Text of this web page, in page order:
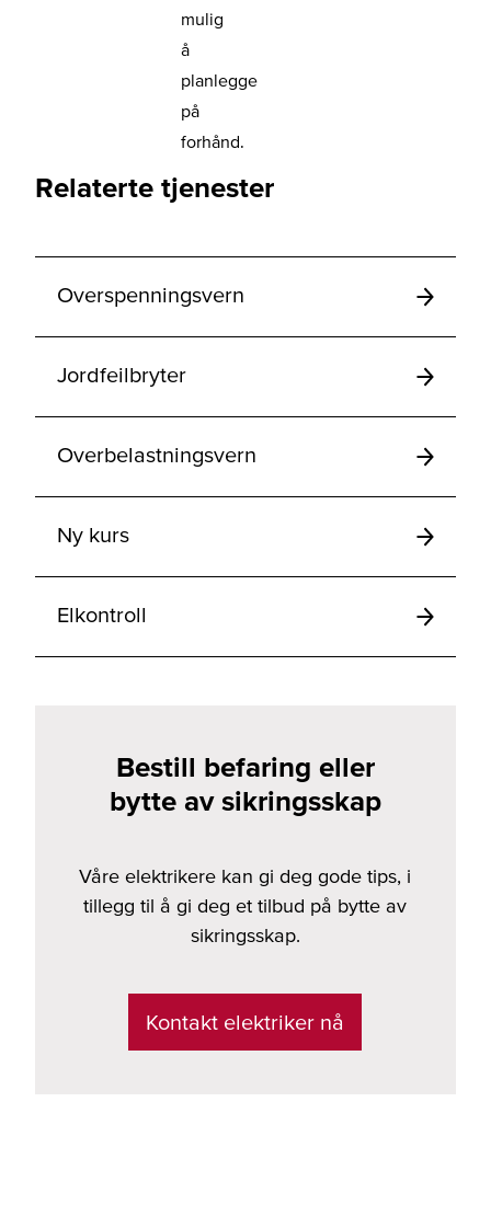
mulig
å
planlegge
på
forhånd.
Relaterte tjenester
Overspenningsvern
Jordfeilbryter
Overbelastningsvern
Ny kurs
Elkontroll
Bestill befaring eller
bytte av sikringsskap
Våre elektrikere kan gi deg gode tips, i
tillegg til å gi deg et tilbud på bytte av
sikringsskap.
Kontakt elektriker nå